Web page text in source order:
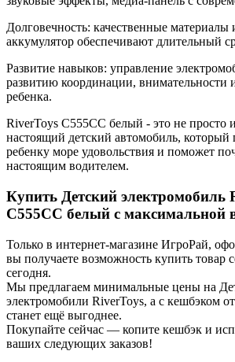
Долговечность: качественные
аккумулятор обеспечивают длительный
Развитие навыков: управление
развитию координации, внимательности
ребенка.
RiverToys C555CC белый - это не просто
настоящий детский автомобиль, который
ребенку море удовольствия и поможет
настоящим водителем.
Купить Детский электромобиль
C555CC белый с максимальной
Только в интернет-магазине ИгроРай,
вы получаете возможность купить товар
сегодня.
Мы предлагаем минимальные цены на
электромобили RiverToys, а с кешбэком
станет ещё выгоднее.
Покупайте сейчас — копите кешбэк и
ваших следующих заказов!